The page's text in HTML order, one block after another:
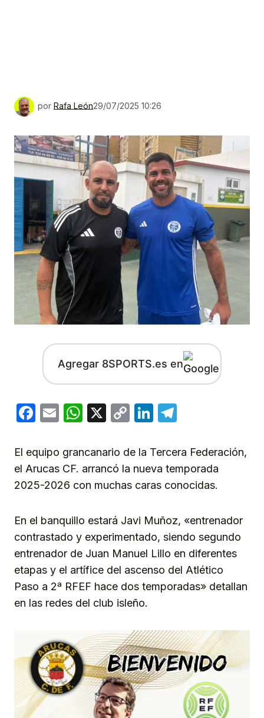
por Rafa León29/07/2025 10:26
Agregar 8SPORTS.es en
Facebook
EmailWhatsApp
X
CopyLinkedIn
El equipo grancanario de la Tercera Federación,
el Arucas CF. arrancó la nueva temporada
2025-2026 con muchas caras conocidas.
En el banquillo estará Javi Muñoz, «entrenador
contrastado y experimentado, siendo segundo
entrenador de Juan Manuel Lillo en diferentes
etapas y el artífice del ascenso del Atlético
Paso a 2ª RFEF hace dos temporadas» detallan
en las redes del club isleño.